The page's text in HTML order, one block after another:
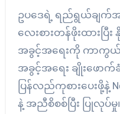
ဥပဒေရဲ့ ရည်ရွယ်ချက်အ
လေးစားတန်ဖိုးထားပြီ
အခွင့်အရေးကို ကာကွယ်ပ
အခွင့်အရေး ချိုးဖော
ပြန်လည်ကုစားပေးဖို့နဲ့
နဲ့ အညီစိစစ်ပြီး ပြုလုပ်